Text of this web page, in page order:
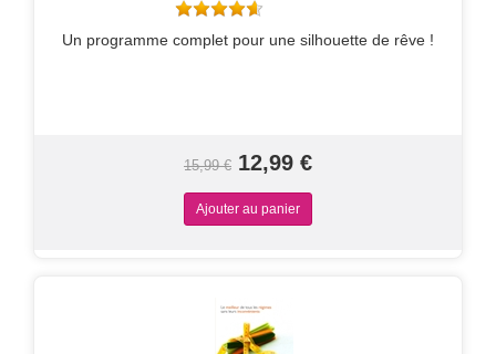
Un programme complet pour une silhouette de rêve !
15,99 € 12,99 €